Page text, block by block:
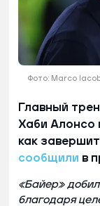
Фото: Marco
Главный
Хаби Алонсо
как
сообщили в
«Байер»
благодаря